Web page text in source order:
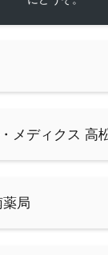
メディクス 高
局